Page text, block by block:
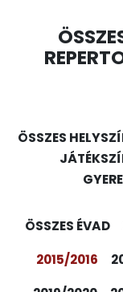
ÖSSZES
ÖSSZES ÉVAD
2015/2016